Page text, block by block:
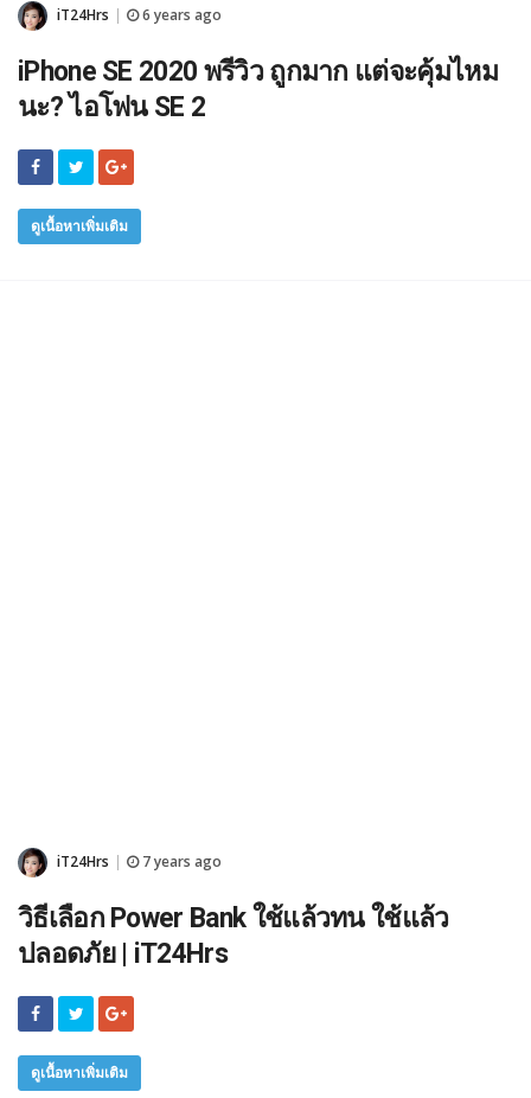
iT24Hrs 6 years ago
iPhone SE 2020 พรีวิว ถูกมาก แต่จะคุ้มไหม
นะ? ไอโฟน SE 2
ดูเนื้อหาเพิ่มเติม
iT24Hrs 7 years ago
วิธีเลือก Power Bank ใช้แล้วทน ใช้แล้ว
ปลอดภัย | iT24Hrs
ดูเนื้อหาเพิ่มเติม